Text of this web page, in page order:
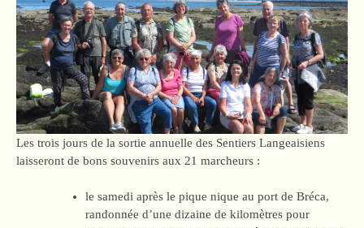
Les trois jours de la sortie annuelle des Sentiers Langeaisiens
laisseront de bons souvenirs aux 21 marcheurs :
le samedi après le pique nique au port de Bréca,
randonnée d’une dizaine de kilomètres pour